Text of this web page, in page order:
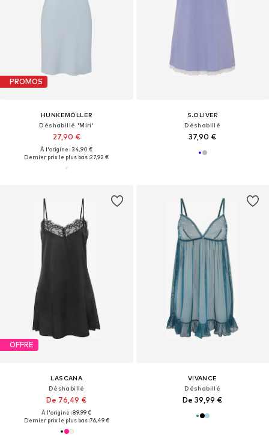
PROMOS
HUNKEMÖLLER
Déshabillé 'Miri'
27,90 €
À l'origine : 34,90 €
Dernier prix le plus bas :27,92 €
S.OLIVER
Déshabillé
37,90 €
OFFRE
LASCANA
Déshabillé
De 76,49 €
À l'origine : 89,99 €
Dernier prix le plus bas :76,49 €
VIVANCE
Déshabillé
De 39,99 €